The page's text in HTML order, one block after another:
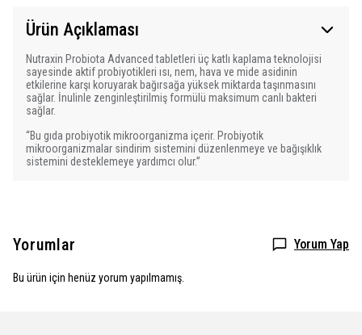
Ürün Açıklaması
Nutraxin Probiota Advanced tabletleri üç katlı kaplama teknolojisi
sayesinde aktif probiyotikleri ısı, nem, hava ve mide asidinin
etkilerine karşı koruyarak bağırsağa yüksek miktarda taşınmasını
sağlar. İnulinle zenginleştirilmiş formülü maksimum canlı bakteri
sağlar.
“Bu gıda probiyotik mikroorganizma içerir. Probiyotik
mikroorganizmalar sindirim sistemini düzenlenmeye ve bağışıklık
sistemini desteklemeye yardımcı olur.”
Yorumlar Yorum Yap
Bu ürün için henüz yorum yapılmamış.